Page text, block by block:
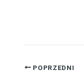
POPRZEDNI